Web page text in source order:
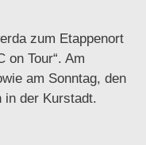
zum Etappenort
on Tour“. Am
am Sonntag, den
in der Kurstadt.